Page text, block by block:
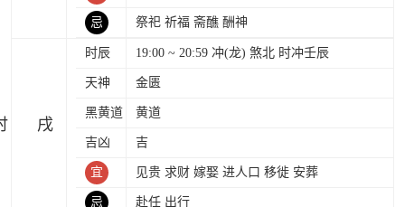
忌 祭祀 祈福 斋醮 酬神
时辰 19:00 ~ 20:59 冲(龙) 煞北 时冲壬辰
天神 金匮
黑黄道 黄道
吉凶 吉
宜 见贵 求财 嫁娶 进人口 移徙 安葬
忌 赴任 出行